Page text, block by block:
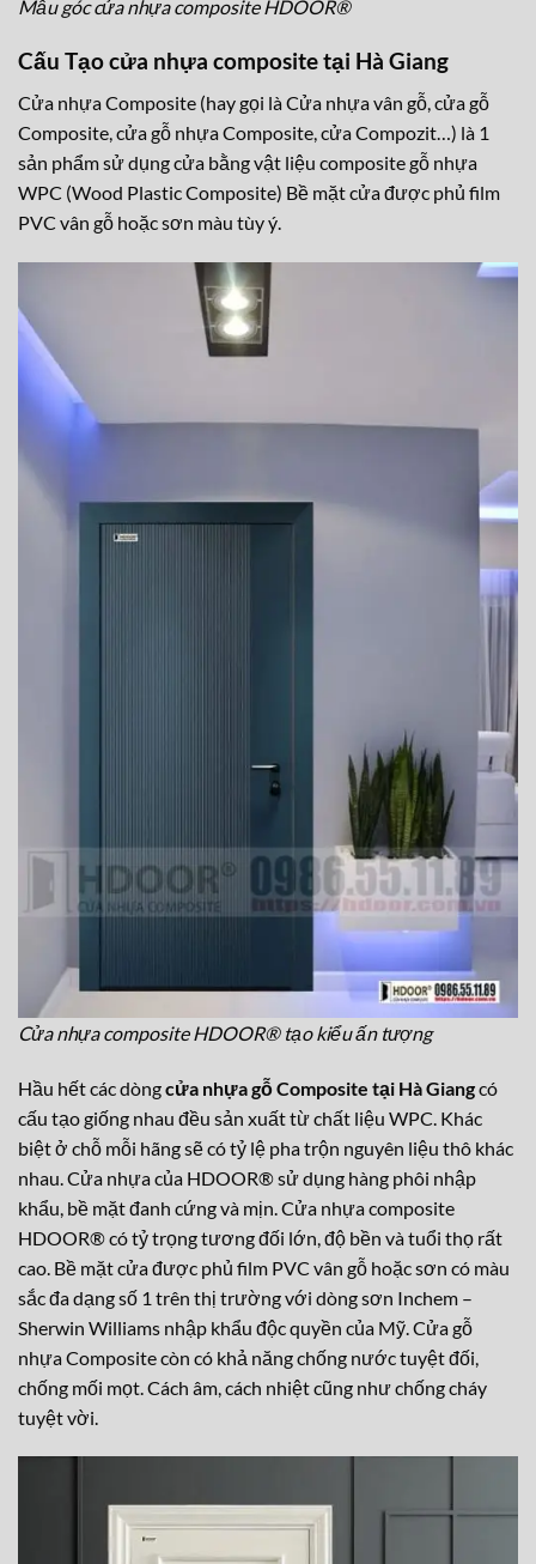
Mẫu góc cửa nhựa composite HDOOR®
Cấu Tạo cửa nhựa composite tại Hà Giang
Cửa nhựa Composite (hay gọi là Cửa nhựa vân gỗ, cửa gỗ
Composite, cửa gỗ nhựa Composite, cửa Compozit…) là 1
sản phẩm sử dụng cửa bằng vật liệu composite gỗ nhựa
WPC (Wood Plastic Composite) Bề mặt cửa được phủ film
PVC vân gỗ hoặc sơn màu tùy ý.
Cửa nhựa composite HDOOR® tạo kiểu ấn tượng
Hầu hết các dòngcửa nhựa gỗ Composite tại Hà Giangcó
cấu tạo giống nhau đều sản xuất từ chất liệu WPC. Khác
biệt ở chỗ mỗi hãng sẽ có tỷ lệ pha trộn nguyên liệu thô khác
nhau. Cửa nhựa của HDOOR® sử dụng hàng phôi nhập
khẩu, bề mặt đanh cứng và mịn. Cửa nhựa composite
HDOOR® có tỷ trọng tương đối lớn, độ bền và tuổi thọ rất
cao. Bề mặt cửa được phủ film PVC vân gỗ hoặc sơn có màu
sắc đa dạng số 1 trên thị trường với dòng sơn Inchem –
Sherwin Williams nhập khẩu độc quyền của Mỹ. Cửa gỗ
nhựa Composite còn có khả năng chống nước tuyệt đối,
chống mối mọt. Cách âm, cách nhiệt cũng như chống cháy
tuyệt vời.